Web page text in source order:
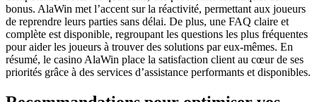
bonus. AlaWin met l’accent sur la réactivité, permettant aux joueurs
de reprendre leurs parties sans délai. De plus, une FAQ claire et
complète est disponible, regroupant les questions les plus fréquentes
pour aider les joueurs à trouver des solutions par eux-mêmes. En
résumé, le casino AlaWin place la satisfaction client au cœur de ses
priorités grâce à des services d’assistance performants et disponibles.